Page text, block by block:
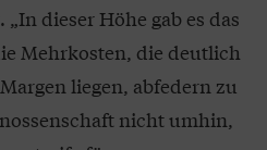
dieser Höhe gab es das
Mehrkosten, die deutlich
liegen, abfedern zu
nicht umhin,